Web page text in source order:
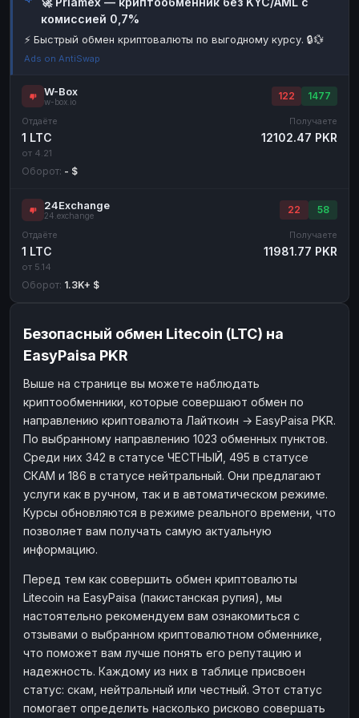
Наличные
Наличные USD Наличные USD
комиссией 0,7%
⚡ Быстрый обмен криптовалюты по выгодному курсу. 🔒💱
Ads on AntiSwap
W-Box
w-box.io
122 1477
Отдаёте
1 LTC
от 4.21
Получаете
12102.47 PKR
Оборот: - $
24Exchange
24.exchange
22 58
Отдаёте
1 LTC
от 5.14
Получаете
11981.77 PKR
Оборот: 1.3K+ $
Безопасный обмен Litecoin (LTC) на
EasyPaisa PKR
Выше на странице вы можете наблюдать
криптообменники, которые совершают обмен по
направлению криптовалюта Лайткоин → EasyPaisa PKR.
По выбранному направлению 1023 обменных пунктов.
Среди них 342 в статусе ЧЕСТНЫЙ, 495 в статусе
СКАМ и 186 в статусе нейтральный. Они предлагают
услуги как в ручном, так и в автоматическом режиме.
Курсы обновляются в режиме реального времени, что
позволяет вам получать самую актуальную
информацию.
Перед тем как совершить обмен криптовалюты
Litecoin на EasyPaisa (пакистанская рупия), мы
настоятельно рекомендуем вам ознакомиться с
отзывами о выбранном криптовалютном обменнике,
что поможет вам лучше понять его репутацию и
надежность. Каждому из них в таблице присвоен
статус: скам, нейтральный или честный. Этот статус
помогает определить насколько рисково совершать